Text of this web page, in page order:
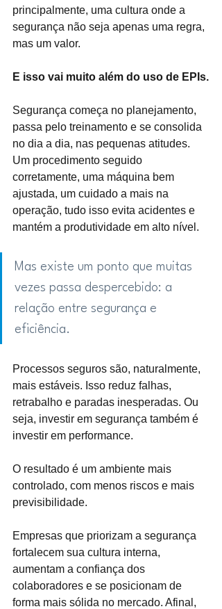
principalmente, uma cultura onde a
segurança não seja apenas uma regra,
mas um valor.
E isso vai muito além do uso de EPIs.
Segurança começa no planejamento,
passa pelo treinamento e se consolida
no dia a dia, nas pequenas atitudes.
Um procedimento seguido
corretamente, uma máquina bem
ajustada, um cuidado a mais na
operação, tudo isso evita acidentes e
mantém a produtividade em alto nível.
Mas existe um ponto que muitas
vezes passa despercebido: a
relação entre segurança e
eficiência.
Processos seguros são, naturalmente,
mais estáveis. Isso reduz falhas,
retrabalho e paradas inesperadas. Ou
seja, investir em segurança também é
investir em performance.
O resultado é um ambiente mais
controlado, com menos riscos e mais
previsibilidade.
Empresas que priorizam a segurança
fortalecem sua cultura interna,
aumentam a confiança dos
colaboradores e se posicionam de
forma mais sólida no mercado. Afinal,